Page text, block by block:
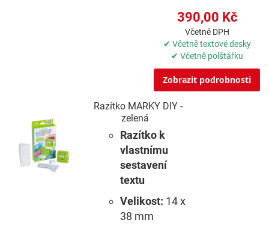
390,00 Kč
Včetně DPH
✔ Včetně textové desky
✔ Včetně polštářku
Zobrazit podrobnosti
Razítko MARKY DIY -
zelená
Razítko k
vlastnímu
sestavení
textu
Velikost: 14 x
38 mm